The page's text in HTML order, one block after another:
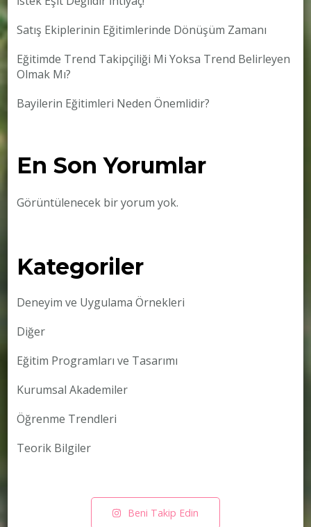
Satış Ekiplerinin Eğitimlerinde Dönüşüm Zamanı
Eğitimde Trend Takipçiliği Mi Yoksa Trend Belirleyen
Olmak Mı?
Bayilerin Eğitimleri Neden Önemlidir?
En Son Yorumlar
Görüntülenecek bir yorum yok.
Kategoriler
Deneyim ve Uygulama Örnekleri
Diğer
Eğitim Programları ve Tasarımı
Kurumsal Akademiler
Öğrenme Trendleri
Teorik Bilgiler
Beni Takip Edin